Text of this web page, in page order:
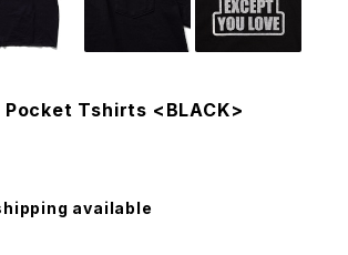
Pocket Tshirts <BLACK>
available